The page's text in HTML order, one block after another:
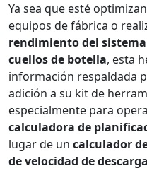
Ya sea que esté
equipos de fábrica o
rendimiento del sistema
cuellos de botella, esta
información respaldada
adición a su kit de
especialmente para
calculadora de
lugar de un calculador
de velocidad de descarga